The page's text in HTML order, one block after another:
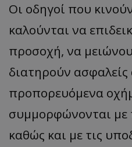
Οι οδηγοί που
καλούνται να
προσοχή, να
διατηρούν
προπορευόμενα
συμμορφώνονται με
καθώς και με τις